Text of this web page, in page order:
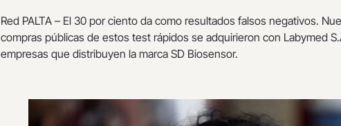
Red PALTA – El 30 por ciento da como resultados falsos negativos.
compras públicas de estos test rápidos se adquirieron con Labymed
empresas que distribuyen la marca SD Biosensor.